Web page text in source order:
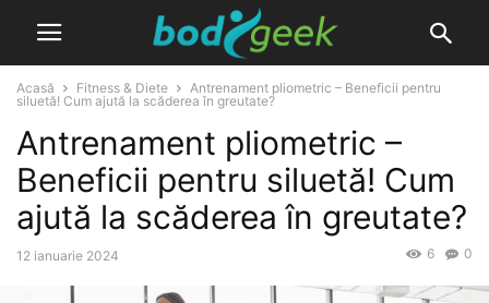
Acasă Fitness & Diete
Antrenament pliometric – Beneficii pentru
siluetă! Cum ajută la scăderea în greutate?
Antrenament pliometric –
Beneficii pentru siluetă! Cum
ajută la scăderea în greutate?
12 ianuarie 2024 0
6